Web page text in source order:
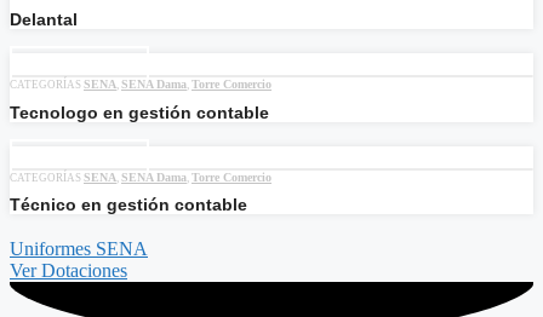
Delantal
CATEGORÍAS SENA , SENA Dama , Torre Comercio
Tecnologo en gestión contable
CATEGORÍAS SENA SENA Dama Torre Comercio
Técnico en gestión contable
Uniformes SENA
Ver Dotaciones